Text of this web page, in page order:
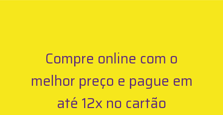
Compre online com o
melhor preço e pague em
até 12x no cartão